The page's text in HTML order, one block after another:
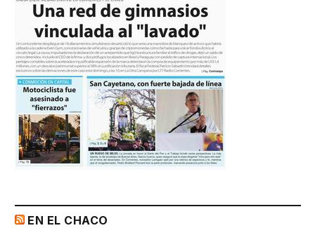
EN EL CHACO